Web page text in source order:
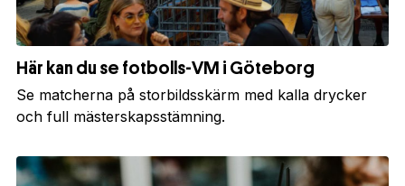
Här kan du se fotbolls-VM i Göteborg
Se matcherna på storbildsskärm med kalla drycker
och full mästerskapsstämning.